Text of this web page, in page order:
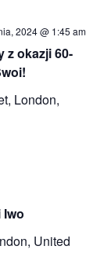
z okazji 60-
2024 @ 1:45 am
London,
United